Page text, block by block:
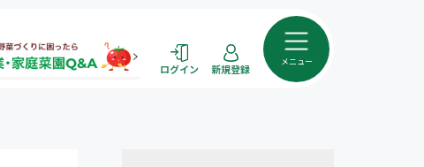
ログイン 新規登録
メニュー